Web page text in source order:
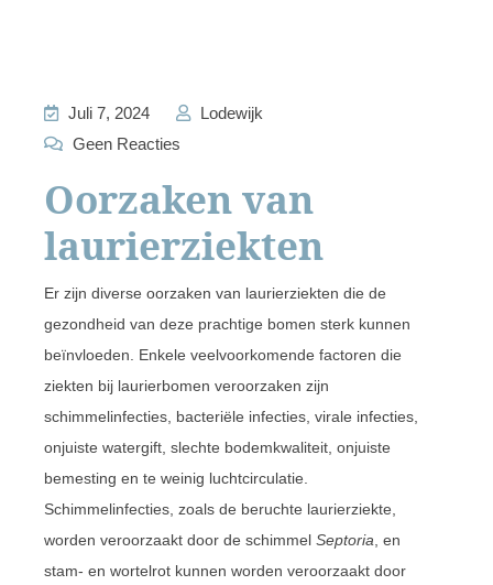
Juli 7, 2024
Lodewijk
Geen Reacties
Oorzaken van
laurierziekten
Er zijn diverse oorzaken van laurierziekten die de
gezondheid van deze prachtige bomen sterk kunnen
beïnvloeden. Enkele veelvoorkomende factoren die
ziekten bij laurierbomen veroorzaken zijn
schimmelinfecties, bacteriële infecties, virale infecties,
onjuiste watergift, slechte bodemkwaliteit, onjuiste
bemesting en te weinig luchtcirculatie.
Schimmelinfecties, zoals de beruchte laurierziekte,
worden veroorzaakt door de schimmel Septoria , en
stam- en wortelrot kunnen worden veroorzaakt door